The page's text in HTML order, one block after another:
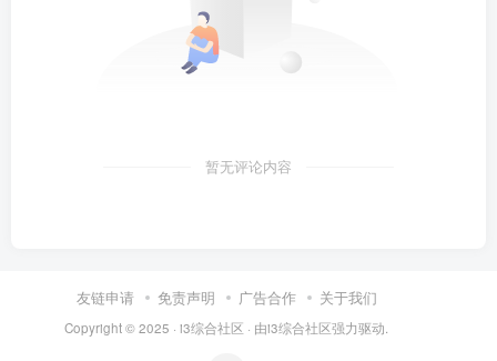
暂无评论内容
友链申请 免责声明 广告合作 关于我们
Copyright © 2025 · i3综合社区 · 由i3综合社区强力驱动.